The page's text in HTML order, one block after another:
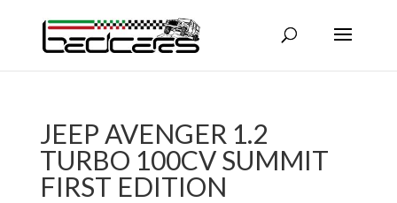
JEEP AVENGER 1.2
TURBO 100CV SUMMIT
FIRST EDITION